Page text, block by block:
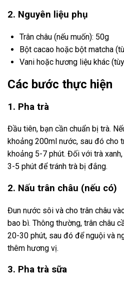
2. Nguyên liệu phụ
Trân châu (nếu muốn): 50g
Bột cacao hoặc bột matcha
Vani hoặc hương liệu khác
Các bước thực hiện
1. Pha trà
Đầu tiên, bạn cần chuẩn bị trà.
khoảng 200ml nước, sau đó cho
khoảng 5-7 phút. Đối với trà
3-5 phút để tránh trà bị đắng.
2. Nấu trân châu (nếu có)
Đun nước sôi và cho trân châu
bao bì. Thông thường, trân châu
20-30 phút, sau đó để nguội và
thêm hương vị.
3. Pha trà sữa